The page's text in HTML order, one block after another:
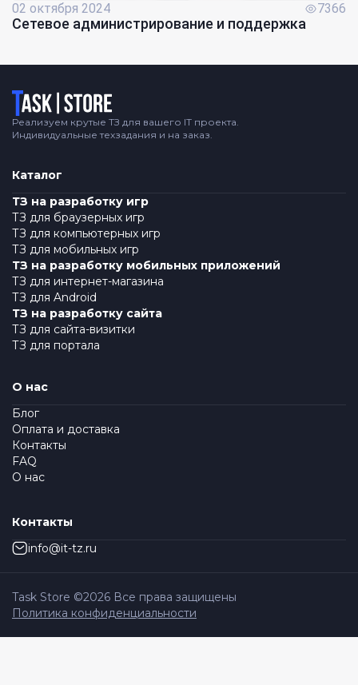
02 октября 2024 7366
Сетевое администрирование и поддержка
Логотип
Реализуем крутые ТЗ для вашего IT проекта.
Индивидуальные техзадания и на заказ.
Каталог
ТЗ на разработку игр
ТЗ для браузерных игр
ТЗ для компьютерных игр
ТЗ для мобильных игр
ТЗ на разработку мобильных приложений
ТЗ для интернет-магазина
ТЗ для Android
ТЗ на разработку сайта
ТЗ для сайта-визитки
ТЗ для портала
О нас
Блог
Оплата и доставка
Контакты
FAQ
О нас
Контакты
info@it-tz.ru
Task Store ©2026 Все права защищены
Политика конфиденциальности